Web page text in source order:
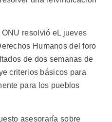
resolvió eL jueves
Humanos del foro
de dos semanas de
criterios básicos para
para los pueblos
asesoraría sobre